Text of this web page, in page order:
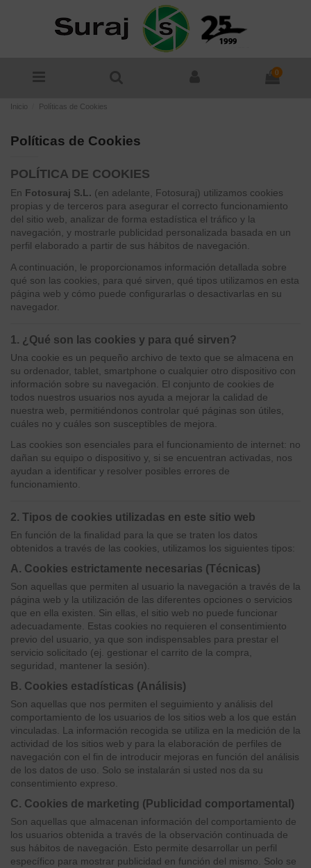
0
Inicio Políticas de Cookies
Políticas de Cookies
POLÍTICA DE COOKIES
En Fotosuraj S.L. (en adelante, Fotosuraj) utilizamos cookies
propias y de terceros para asegurar el correcto funcionamiento
del sitio web, analizar de forma estadística el tráfico y la
navegación, y mostrarle publicidad personalizada basada en un
perfil elaborado a partir de sus hábitos de navegación.
A continuación, le proporcionamos información detallada sobre
qué son las cookies, para qué sirven, qué tipos utilizamos en esta
página web y cómo puede configurarlas o desactivarlas en su
navegador.
1. ¿Qué son las cookies y para qué sirven?
Una cookie es un pequeño archivo de texto que se almacena en
su ordenador, tablet, smartphone o cualquier otro dispositivo con
información sobre su navegación. El conjunto de cookies de
todos nuestros usuarios nos ayuda a mejorar la calidad de
nuestra web, permitiéndonos controlar qué páginas son útiles,
cuáles no y cuáles son susceptibles de mejora.
Las cookies son esenciales para el funcionamiento de internet: no
dañan su equipo o dispositivo y, si se encuentran activadas, nos
ayudan a identificar y resolver posibles errores de
funcionamiento.
2. Tipos de cookies utilizadas en este sitio web
En función de la finalidad para la que se traten los datos
obtenidos a través de las cookies, utilizamos los siguientes tipos:
A. Cookies estrictamente necesarias (Técnicas)
Son aquellas que permiten al usuario la navegación a través de la
página web y la utilización de las diferentes opciones o servicios
que en ella existen. Sin ellas, el sitio web no puede funcionar
adecuadamente. Estas cookies no requieren el consentimiento
previo del usuario, ya que son indispensables para prestar el
servicio solicitado (ej. gestionar el carrito de la compra,
seguridad, mantener la sesión).
B. Cookies estadísticas (Análisis)
Son aquellas que nos permiten el seguimiento y análisis del
comportamiento de los usuarios de los sitios web a los que están
vinculadas. La información recogida se utiliza en la medición de la
actividad de los sitios web y para la elaboración de perfiles de
navegación con el fin de introducir mejoras en función del análisis
de los datos de uso. Solo se instalarán si usted nos da su
consentimiento expreso.
C. Cookies de marketing (Publicidad comportamental)
Son aquellas que almacenan información del comportamiento de
los usuarios obtenida a través de la observación continuada de
sus hábitos de navegación. Esto permite desarrollar un perfil
específico para mostrar publicidad en función del mismo. Solo se